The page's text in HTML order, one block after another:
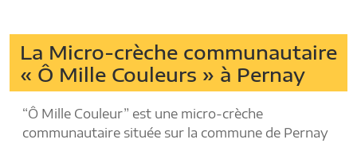
La Micro-crèche communautaire
« Ô Mille Couleurs » à Pernay
“Ô Mille Couleur” est une micro-crèche
communautaire située sur la commune de Pernay